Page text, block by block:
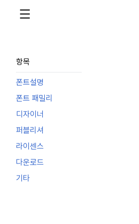
항목
폰트설명
폰트 패밀리
디자이너
퍼블리셔
라이센스
다운로드
기타